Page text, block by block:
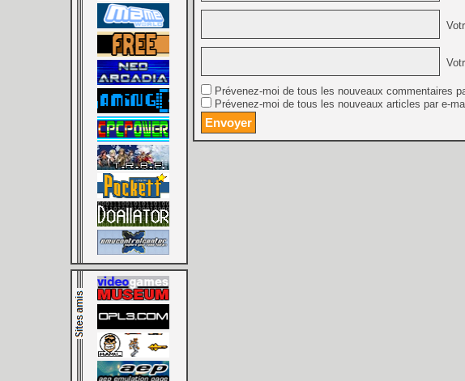
Prévenez-moi de tous les nouveaux commentaires
Prévenez-moi de tous les nouveaux articles par e-